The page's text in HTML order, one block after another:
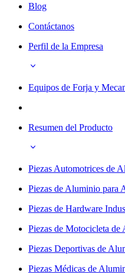
Blog
Contáctanos
Perfil de la Empresa
Equipos de Forja y
Resumen del Producto
Piezas Automotrices de
Piezas de Aluminio para
Piezas de Hardware
Piezas de Motocicleta de
Piezas Deportivas de
Piezas Médicas de